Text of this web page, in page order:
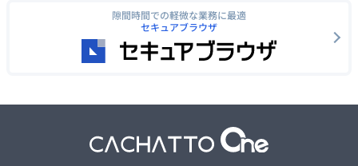
隙間時間での軽微な業務に最適
セキュアブラウザ